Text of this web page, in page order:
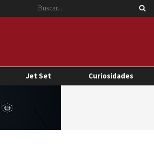
Jet Set Curiosidades